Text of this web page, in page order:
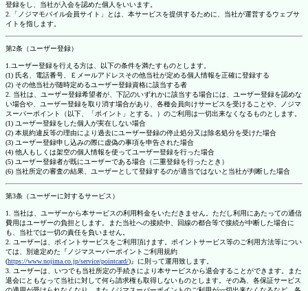
登録をし、当社が入会を認めた個人をいいます。
2.「ノジマモバイル会員サイト」とは、本サービスを提供するために、当社が運営するウェブサ
イトを指します。
第2条（ユーザー登録）
1.ユーザー登録を行える方は、以下の条件を満たすものとします。
(1) 氏名、電話番号、Ｅメールアドレスその他当社が定める個人情報を正確に登録する
(2) その他当社が随時定めるユーザー登録資格に該当する者
2. 当社は、ユーザー登録希望者が、下記のいずれかに該当する場合には、ユーザー登録を認めな
い場合や、ユーザー登録を取り消す場合があり、各種会員向けサービスを受けることや、ノジマ
スーパーポイント（以下、「ポイント」とする。）のご利用は一切出来なくなるものとします。
(1) ユーザー登録をした個人が実在しない場合
(2) 本規約違反等の理由により過去にユーザー登録の停止処分又は除名処分を受けた場合
(3) ユーザー登録申し込みの際に虚偽の事項を申告された場合
(4) 他人もしくは架空の個人情報を使ってユーザー登録を行った場合
(5) ユーザー登録者が既にユーザーである場合（二重登録を行ったとき）
(6) 当社所定の審査の結果、ユーザーとして登録するのが適当ではないと当社が判断した場合
第3条（ユーザーに対するサービス）
1. 当社は、ユーザーから本サービスの利用料金をいただきません。ただし利用にあたっての通信
費用はユーザーの負担とします。また当社への接続中、回線の都合等で接続が中断した場合に
も、当社では一切の責任を負いません。
2. ユーザーは、ポイントサービスをご利用頂けます。ポイントサービス等のご利用方法等につい
ては、別途定めた『ノジマスーパーポイントご利用規約
(https://www.nojima.co.jp/service/pointcard/)』に則って運用致します。
3. ユーザーは、いつでも当社所定の手続きにより本サービスから退会することができます。また
退会にともなって当社に対して何ら請求権も取得しないものとします。その為、各保証サービス